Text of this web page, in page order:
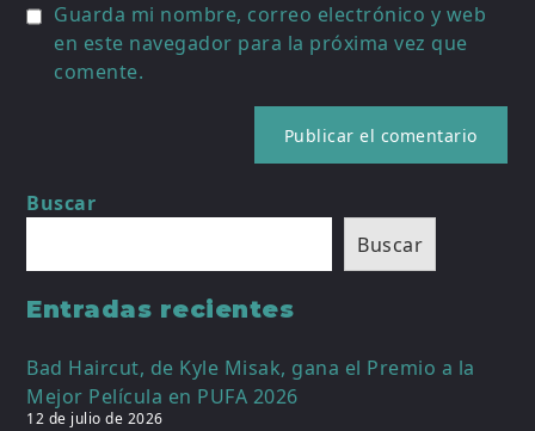
Guarda mi nombre, correo electrónico y web
en este navegador para la próxima vez que
comente.
Buscar
Buscar
Entradas recientes
Bad Haircut, de Kyle Misak, gana el Premio a la
Mejor Película en PUFA 2026
12 de julio de 2026